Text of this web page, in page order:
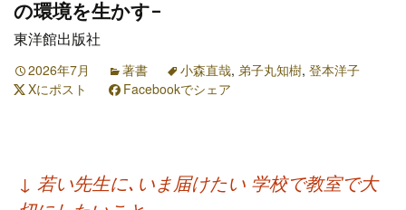
キ
ッ
の環境を生かす-
東洋館出版社
2026年7月 著書 小森直哉, 弟子丸知樹, 登本洋子
Xにポスト
Facebookでシェア
↓ 若い先生に､いま届けたい 学校で教室で大